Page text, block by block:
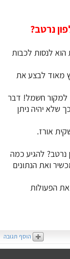
נרטב?
לנסות לכבות
מאוד לבצע את
למקור חשמל! דבר
שלא יהיה ניתן
אורז.
להגיע כמה
ואת הנתונים
הפעולות
הוסף תגובה